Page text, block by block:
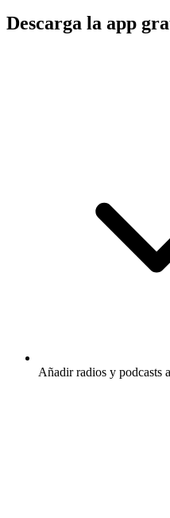
Descarga la app
Añadir radios y podcasts